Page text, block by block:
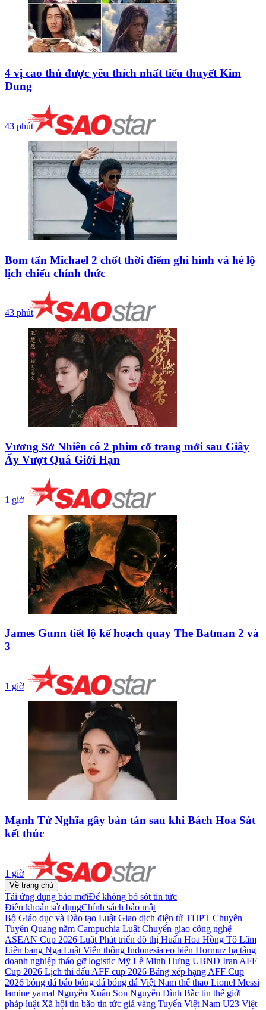
4 vị cao thủ được yêu thích nhất tiểu thuyết Kim
Dung
43 phút
Bom tấn Michael 2 chốt thời điểm ghi hình và hé lộ
lịch chiếu chính thức
43 phút
Vương Sở Nhiên có 2 phim cổ trang mới sau Giây
Ấy Vượt Quá Giới Hạn
1 giờ
James Gunn tiết lộ kế hoạch quay The Batman 2 và
3
1 giờ
Mạnh Tử Nghĩa gây bàn tán sau khi Bách Hoa Sát
kết thúc
1 giờ
Về trang chủ
Tải ứng dụng báo mớiĐể không bỏ sót tin tức
Điều khoản sử dụngChính sách bảo mật
Bộ Giáo dục và Đào tạo Luật Giao dịch điện tử THPT Chuyên
Tuyên Quang năm Campuchia Luật Chuyển giao công nghệ
ASEAN Cup 2026 Luật Phát triển đô thị Huấn Hoa Hồng Tô Lâm
Liên bang Nga Luật Viễn thông Indonesia eo biển Hormuz hạ tầng
doanh nghiệp tháo gỡ logistic Mỹ Lê Minh Hưng UBND Iran AFF
Cup 2026 Lịch thi đấu AFF cup 2026 Bảng xếp hạng AFF Cup
2026 bóng đá báo bóng đá bóng đá Việt Nam thể thao Lionel Messi
lamine yamal Nguyễn Xuân Son Nguyễn Đình Bắc tin thế giới
pháp luật Xã hội tin bão tin tức giá vàng Tuyển Việt Nam U23 Việt